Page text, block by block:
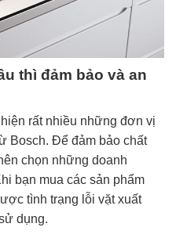
thì đảm bảo và an
rất nhiều những đơn vị
Bosch. Để đảm bảo chất
chọn những doanh
bạn mua các sản phẩm
tình trạng lỗi vặt xuất
dụng.